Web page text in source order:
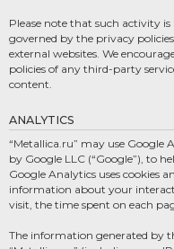
Please note that such activity
governed by the privacy
external websites. We
policies of any third-party
content.
ANALYTICS
“Metallica.ru” may use Google
by Google LLC (“Google”), to
Google Analytics uses cookies
information about your
visit, the time spent on each
The information generated by